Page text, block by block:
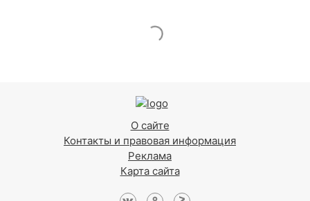
О сайте
Контакты и правовая информация
Реклама
Карта сайта